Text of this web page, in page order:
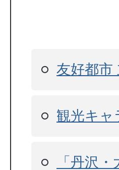
友好都市
観光キャ
「丹沢